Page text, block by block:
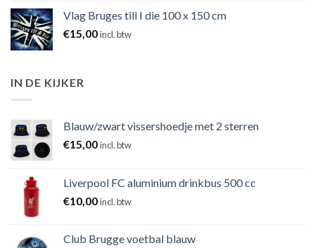
Vlag Bruges till I die 100 x 150 cm
€15,00incl. btw
IN DE KIJKER
Blauw/zwart vissershoedje met 2 sterren
€15,00incl. btw
Liverpool FC aluminium drinkbus 500 cc
€10,00incl. btw
Club Brugge voetbal blauw